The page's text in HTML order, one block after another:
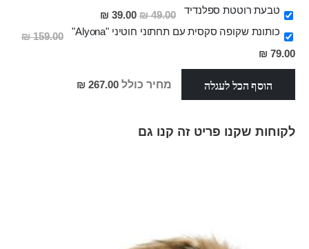
טבעת רוטטת ספלנדיד
49.00 ₪
מחיר
מבצע
39.00 ₪
כותונת שקופה סקסית עם תחתוני חוטיני "Alyona"
159.00 ₪
מחיר
מבצע
79.00 ₪
הוסף הכל לעגלה מחיר כולל 267.00 ₪
לקוחות שקנו פריט זה קנו גם